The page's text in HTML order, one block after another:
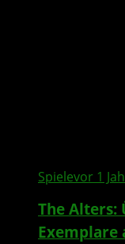
Spielevor 1
The Alters:
Exemplare